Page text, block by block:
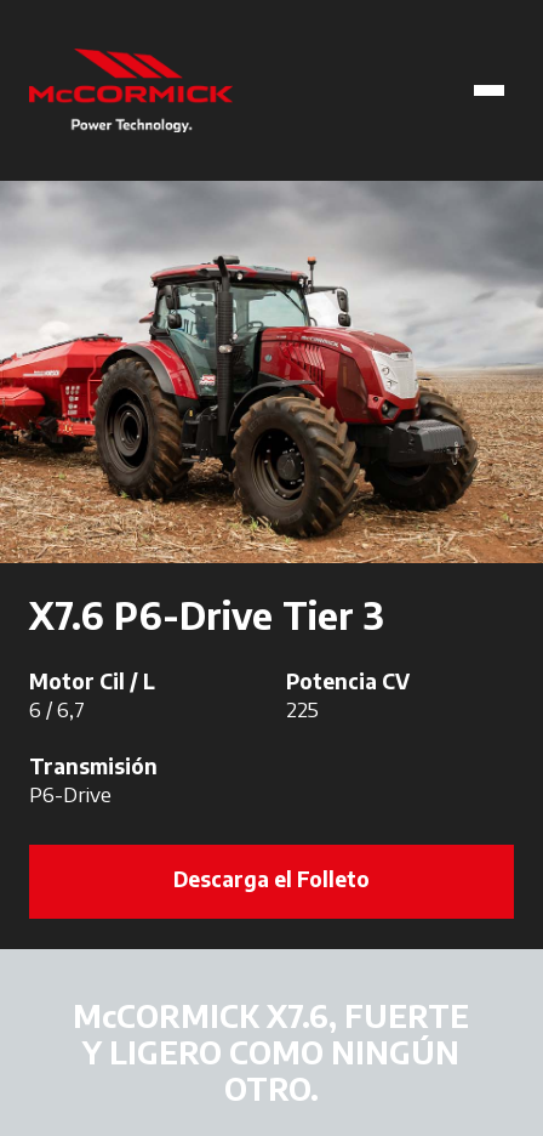
X7.6 P6-Drive Tier 3
Motor Cil / L
6 / 6,7
Potencia CV
225
Transmisión
P6-Drive
Descarga el Folleto
McCORMICK X7.6, FUERTE
Y LIGERO COMO NINGÚN
OTRO.